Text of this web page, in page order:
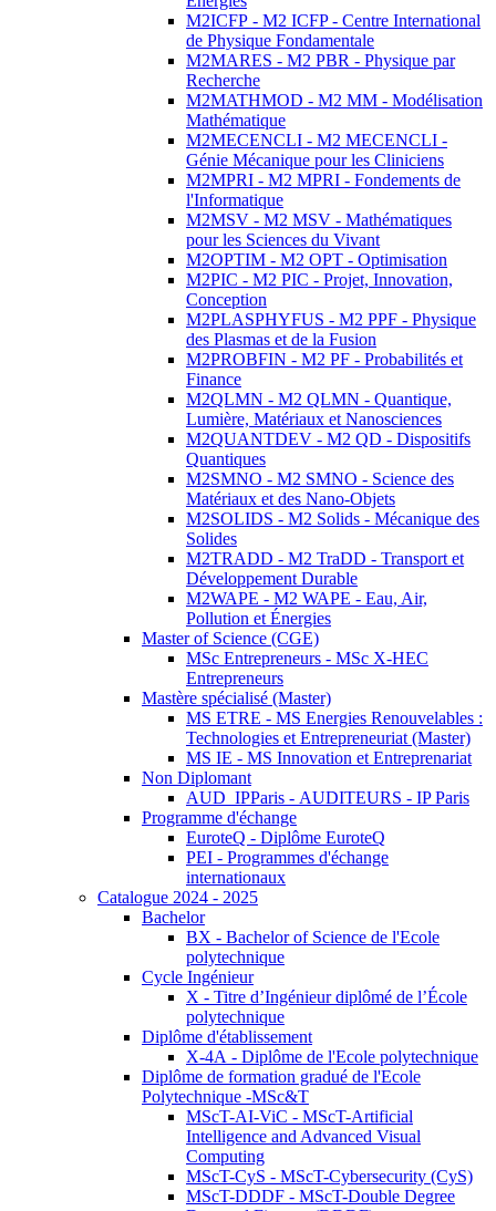
M2ICFP - M2 ICFP - Centre International
de Physique Fondamentale
M2MARES - M2 PBR - Physique par
Recherche
M2MATHMOD - M2 MM - Modélisation
Mathématique
M2MECENCLI - M2 MECENCLI -
Génie Mécanique pour les Cliniciens
M2MPRI - M2 MPRI - Fondements de
l'Informatique
M2MSV - M2 MSV - Mathématiques
pour les Sciences du Vivant
M2OPTIM - M2 OPT - Optimisation
M2PIC - M2 PIC - Projet, Innovation,
Conception
M2PLASPHYFUS - M2 PPF - Physique
des Plasmas et de la Fusion
M2PROBFIN - M2 PF - Probabilités et
Finance
M2QLMN - M2 QLMN - Quantique,
Lumière, Matériaux et Nanosciences
M2QUANTDEV - M2 QD - Dispositifs
Quantiques
M2SMNO - M2 SMNO - Science des
Matériaux et des Nano-Objets
M2SOLIDS - M2 Solids - Mécanique des
Solides
M2TRADD - M2 TraDD - Transport et
Développement Durable
M2WAPE - M2 WAPE - Eau, Air,
Pollution et Énergies
Master of Science (CGE)
MSc Entrepreneurs - MSc X-HEC
Entrepreneurs
Mastère spécialisé (Master)
MS ETRE - MS Energies Renouvelables :
Technologies et Entrepreneuriat (Master)
MS IE - MS Innovation et Entreprenariat
Non Diplomant
AUD_IPParis - AUDITEURS - IP Paris
Programme d'échange
EuroteQ - Diplôme EuroteQ
PEI - Programmes d'échange
internationaux
Catalogue 2024 - 2025
Bachelor
BX - Bachelor of Science de l'Ecole
polytechnique
Cycle Ingénieur
X - Titre d’Ingénieur diplômé de l’École
polytechnique
Diplôme d'établissement
X-4A - Diplôme de l'Ecole polytechnique
Diplôme de formation gradué de l'Ecole
Polytechnique -MSc&T
MScT-AI-ViC - MScT-Artificial
Intelligence and Advanced Visual
Computing
MScT-CyS - MScT-Cybersecurity (CyS)
MScT-DDDF - MScT-Double Degree